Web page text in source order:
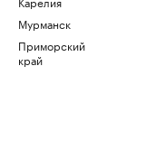
Мурманск
Приморский
край